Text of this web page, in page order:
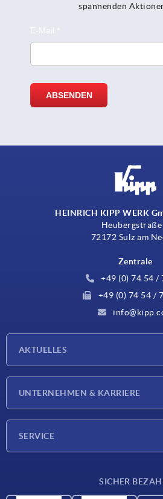
spannenden
HEINRICH KIPP WERK
72172 Sulz am
Zentrale
+49 (0) 74 54 /
+49 (0) 74 54 /
AKTUELLES
Presseberichte
UNTERNEHMEN & KARRIERE
SERVICE
SICHER